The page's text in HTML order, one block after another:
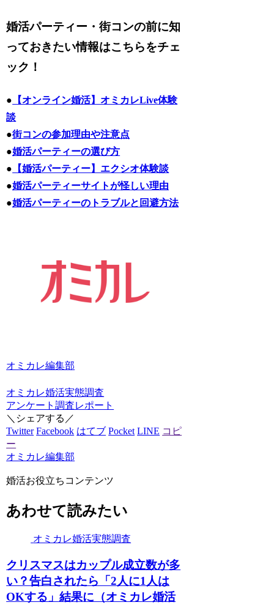
婚活パーティー・街コンの前に知
っておきたい情報はこちらをチェ
ック！
● 【オンライン婚活】オミカレLive体験
談
●街コンの参加理由や注意点
●婚活パーティーの選び方
● 【婚活パーティー】エクシオ体験談
●婚活パーティーサイトが怪しい理由
●婚活パーティーのトラブルと回避方法
オミカレ編集部
オミカレ婚活実態調査
アンケート調査レポート
＼シェアする／
Twitter Facebook はてブ Pocket LINE コピ
ー
オミカレ編集部
婚活お役立ちコンテンツ
あわせて読みたい
オミカレ婚活実態調査
クリスマスはカップル成立数が多
い？告白されたら「2人に1人は
OKする」結果に（オミカレ婚活